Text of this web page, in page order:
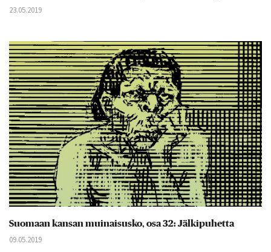
23.05.2019
Suomaan kansan muinaisusko, osa 32: Jälkipuhetta
09.05.2019